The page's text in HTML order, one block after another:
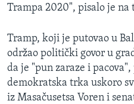
Trampa 2020", pisalo je na
Tramp, koji je putovao u
održao politički govor u
da je "pun zaraze i
demokratska trka uskoro
iz Masačusetsa Voren i